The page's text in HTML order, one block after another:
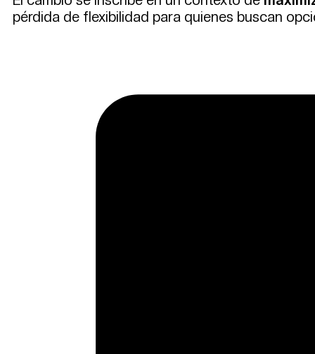
pérdida de flexibilidad para quienes buscan